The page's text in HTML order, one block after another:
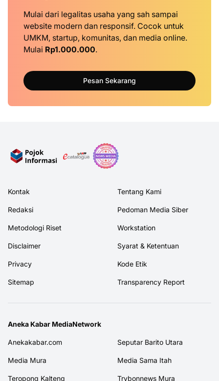
Mulai dari legalitas usaha yang sah sampai
website modern dan responsif. Cocok untuk
UMKM, startup, komunitas, dan media online.
Mulai Rp1.000.000.
Pesan Sekarang
Kontak Tentang Kami
Redaksi Pedoman Media Siber
Metodologi Riset Workstation
Disclaimer Syarat & Ketentuan
Privacy Kode Etik
Sitemap Transparency Report
Aneka Kabar MediaNetwork
Anekakabar.com Seputar Barito Utara
Media Mura Media Sama Itah
Teropong Kalteng Trybonnews Mura